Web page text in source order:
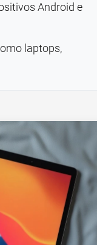
Android e
laptops,